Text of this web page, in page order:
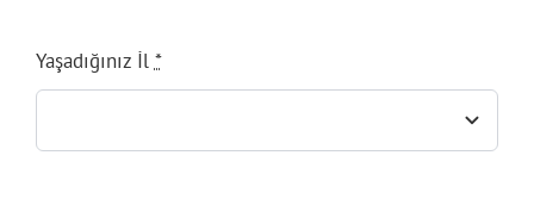
Yaşadığınız İl *